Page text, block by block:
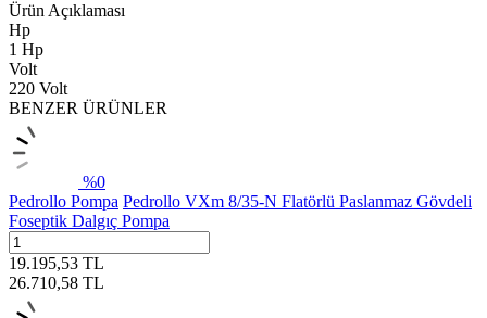
Ürün Açıklaması
Hp
1 Hp
Volt
220 Volt
BENZER ÜRÜNLER
%0
Pedrollo Pompa Pedrollo VXm 8/35-N Flatörlü Paslanmaz Gövdeli
Foseptik Dalgıç Pompa
19.195,53 TL
26.710,58 TL